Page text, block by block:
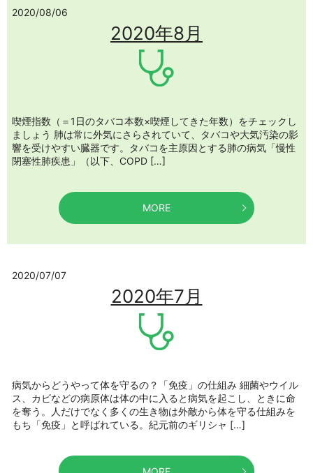
2020/08/06
2020年8月
喫煙指数（＝1日のタバコ本数×喫煙してきた年数）をチェックし
ましょう 肺は常に外気にさらされていて、タバコや大気汚染の影
響を受けやすい臓器です。タバコを主原因とする肺の病気「慢性
閉塞性肺疾患」（以下、COPD […]
MORE
2020/07/07
2020年7月
病気からどうやって体を守るの？「免疫」の仕組み 細菌やウイル
ス、カビなどの病原体は体の中に入ると病気を起こし、ときに命
を奪う。人だけでなく多くの生き物は外敵から体を守る仕組みを
もち「免疫」と呼ばれている。紀元前のギリシャ […]